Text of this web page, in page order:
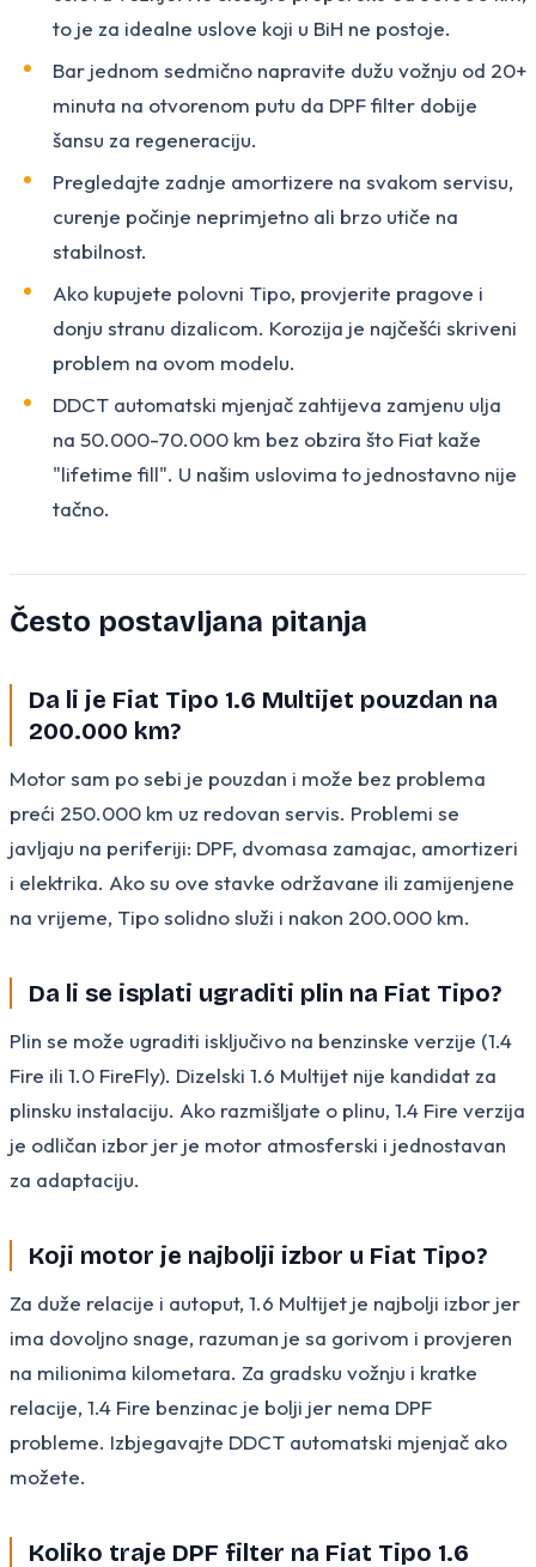
to je za idealne uslove koji u BiH ne postoje.
Bar jednom sedmično napravite dužu vožnju od 20+
minuta na otvorenom putu da DPF filter dobije
šansu za regeneraciju.
Pregledajte zadnje amortizere na svakom servisu,
curenje počinje neprimjetno ali brzo utiče na
stabilnost.
Ako kupujete polovni Tipo, provjerite pragove i
donju stranu dizalicom. Korozija je najčešći skriveni
problem na ovom modelu.
DDCT automatski mjenjač zahtijeva zamjenu ulja
na 50.000-70.000 km bez obzira što Fiat kaže
"lifetime fill". U našim uslovima to jednostavno nije
tačno.
Često postavljana pitanja
Da li je Fiat Tipo 1.6 Multijet pouzdan na
200.000 km?
Motor sam po sebi je pouzdan i može bez problema
preći 250.000 km uz redovan servis. Problemi se
javljaju na periferiji: DPF, dvomasa zamajac, amortizeri
i elektrika. Ako su ove stavke održavane ili zamijenjene
na vrijeme, Tipo solidno služi i nakon 200.000 km.
Da li se isplati ugraditi plin na Fiat Tipo?
Plin se može ugraditi isključivo na benzinske verzije (1.4
Fire ili 1.0 FireFly). Dizelski 1.6 Multijet nije kandidat za
plinsku instalaciju. Ako razmišljate o plinu, 1.4 Fire verzija
je odličan izbor jer je motor atmosferski i jednostavan
za adaptaciju.
Koji motor je najbolji izbor u Fiat Tipo?
Za duže relacije i autoput, 1.6 Multijet je najbolji izbor jer
ima dovoljno snage, razuman je sa gorivom i provjeren
na milionima kilometara. Za gradsku vožnju i kratke
relacije, 1.4 Fire benzinac je bolji jer nema DPF
probleme. Izbjegavajte DDCT automatski mjenjač ako
možete.
Koliko traje DPF filter na Fiat Tipo 1.6